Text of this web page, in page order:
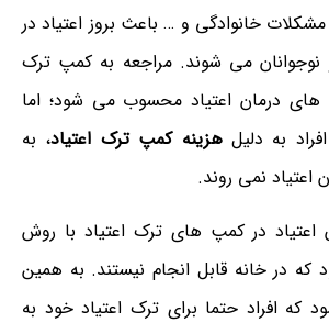
خانوادگی و … باعث بروز اعتیاد در
نوجوانان می شوند. مراجعه به کمپ ترک
های درمان اعتیاد محسوب می شود؛ اما
به دلیلهزینه کمپ ترک اعتیاد، به
نمی روند.
اعتیاد در کمپ های ترک اعتیاد با روش
در خانه قابل انجام نیستند. به همین
افراد حتما برای ترک اعتیاد خود به